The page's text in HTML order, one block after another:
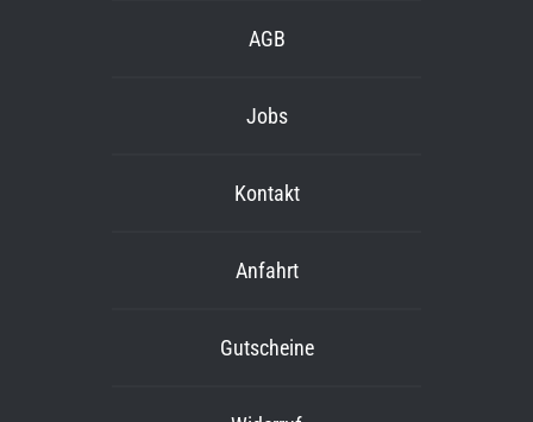
AGB
Jobs
Kontakt
Anfahrt
Gutscheine